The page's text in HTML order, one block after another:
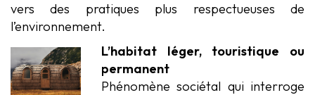
vers des pratiques plus respectueuses de
l’environnement.
L’habitat léger, touristique ou
permanent
Phénomène sociétal qui interroge